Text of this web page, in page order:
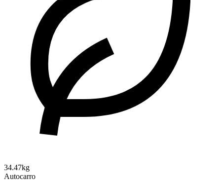
34.47kg
Autocarro